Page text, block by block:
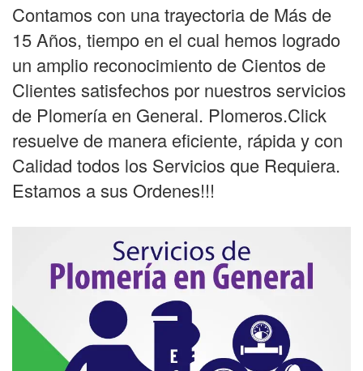
Contamos con una trayectoria de Más de
15 Años, tiempo en el cual hemos logrado
un amplio reconocimiento de Cientos de
Clientes satisfechos por nuestros servicios
de Plomería en General. Plomeros.Click
resuelve de manera eficiente, rápida y con
Calidad todos los Servicios que Requiera.
Estamos a sus Ordenes!!!